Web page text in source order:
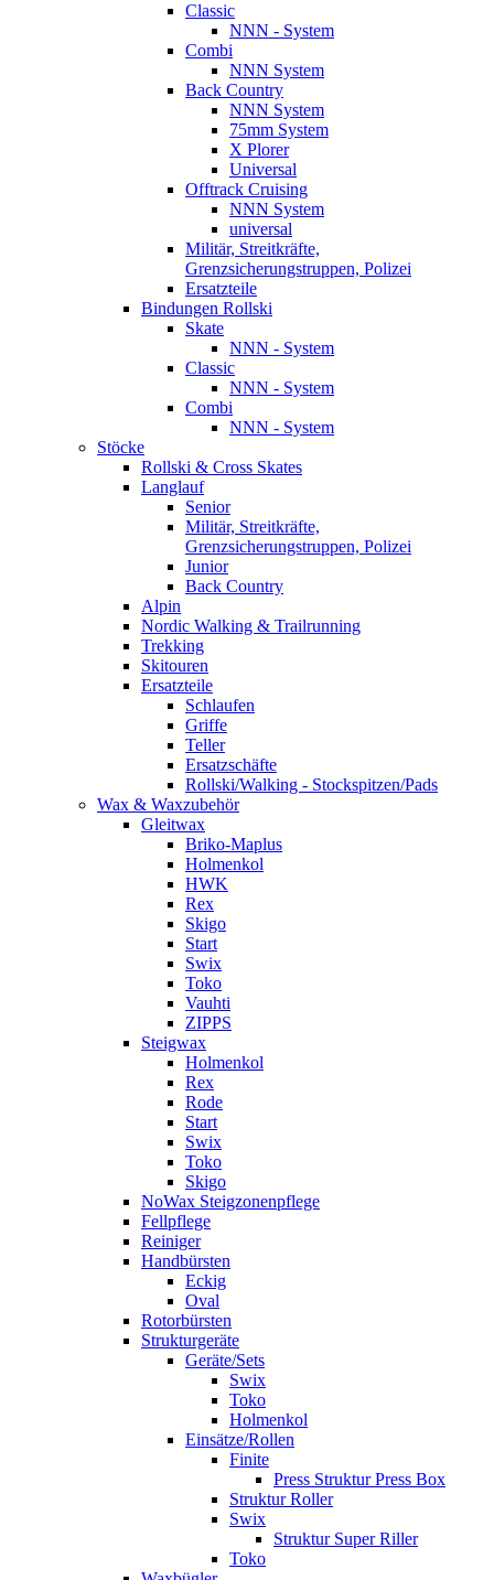
Classic
NNN - System
Combi
NNN System
Back Country
NNN System
75mm System
X Plorer
Universal
Offtrack Cruising
NNN System
universal
Militär, Streitkräfte,
Grenzsicherungstruppen, Polizei
Ersatzteile
Bindungen Rollski
Skate
NNN - System
Classic
NNN - System
Combi
NNN - System
Stöcke
Rollski & Cross Skates
Langlauf
Senior
Militär, Streitkräfte,
Grenzsicherungstruppen, Polizei
Junior
Back Country
Alpin
Nordic Walking & Trailrunning
Trekking
Skitouren
Ersatzteile
Schlaufen
Griffe
Teller
Ersatzschäfte
Rollski/Walking - Stockspitzen/Pads
Wax & Waxzubehör
Gleitwax
Briko-Maplus
Holmenkol
HWK
Rex
Skigo
Start
Swix
Toko
Vauhti
ZIPPS
Steigwax
Holmenkol
Rex
Rode
Start
Swix
Toko
Skigo
NoWax Steigzonenpflege
Fellpflege
Reiniger
Handbürsten
Eckig
Oval
Rotorbürsten
Strukturgeräte
Geräte/Sets
Swix
Toko
Holmenkol
Einsätze/Rollen
Finite
Press Struktur Press Box
Struktur Roller
Swix
Struktur Super Riller
Toko